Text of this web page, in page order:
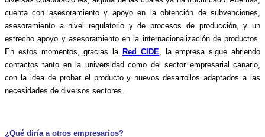
cuenta con asesoramiento y apoyo en la obtención de subvenciones,
asesoramiento a nivel regulatorio y de procesos de producción, y un
estrecho apoyo y asesoramiento en la internacionalización de productos.
En estos momentos, gracias la Red CIDE , la empresa sigue abriendo
contactos tanto en la universidad como del sector empresarial canario,
con la idea de probar el producto y nuevos desarrollos adaptados a las
necesidades de diversos sectores.
¿Qué diría a otros empresarios?